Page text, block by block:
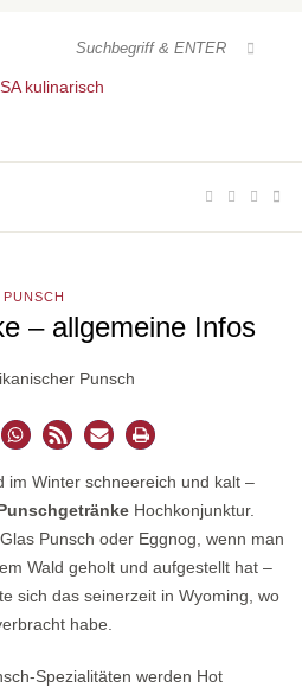
PUNSCH
– allgemeine Infos
im Winter schneereich und kalt –
Hochkonjunktur.
Punsch oder Eggnog, wenn man
Wald geholt und aufgestellt hat –
sich das seinerzeit in Wyoming, wo
habe.
Spezialitäten werden Hot